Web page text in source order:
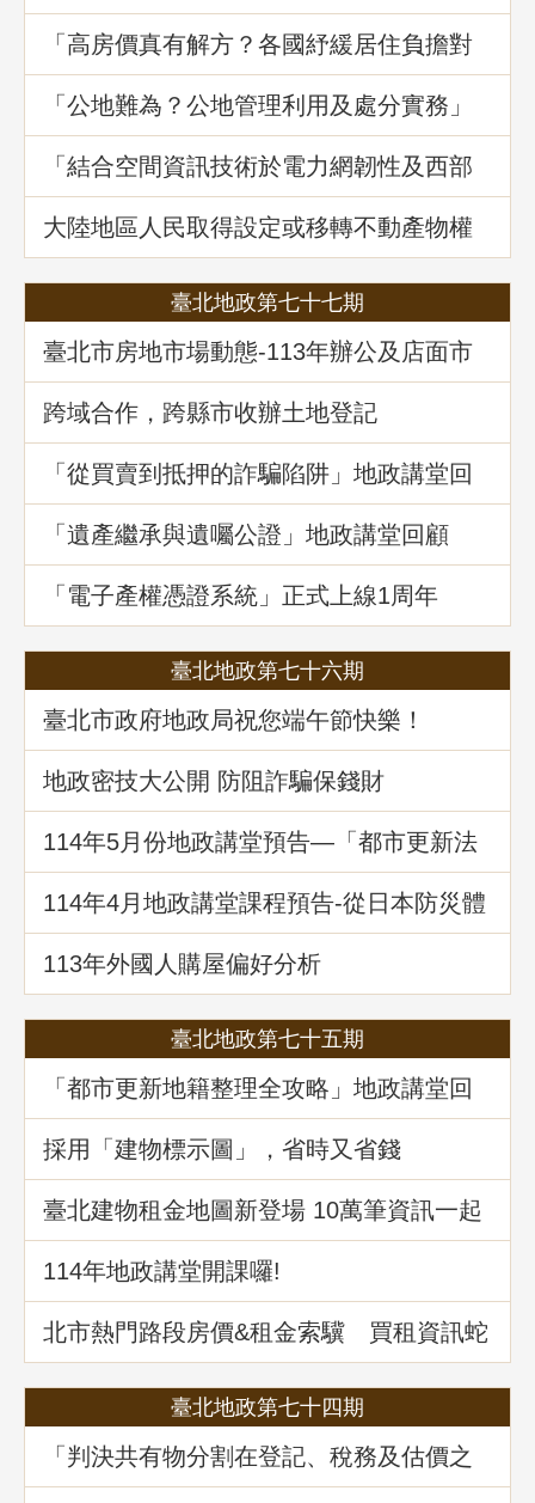
「高房價真有解方？各國紓緩居住負擔對
策與臺灣房市前景展望」地政講堂回顧
「公地難為？公地管理利用及處分實務」
地政講堂回顧
「結合空間資訊技術於電力網韌性及西部
海域離岸風力發電選址風險分析」地政講
堂回顧
大陸地區人民取得設定或移轉不動產物權
之許可及管理
臺北地政第七十七期
臺北市房地市場動態-113年辦公及店面市
場
跨域合作，跨縣市收辦土地登記
「從買賣到抵押的詐騙陷阱」地政講堂回
顧
「遺產繼承與遺囑公證」地政講堂回顧
「電子產權憑證系統」正式上線1周年
臺北地政第七十六期
臺北市政府地政局祝您端午節快樂！
地政密技大公開 防阻詐騙保錢財
114年5⽉份地政講堂預告—「都市更新法
理與實務」
114年4月地政講堂課程預告-從日本防災體
系看台灣的減災與建物更新重建
113年外國人購屋偏好分析
臺北地政第七十五期
「都市更新地籍整理全攻略」地政講堂回
顧
採用「建物標示圖」，省時又省錢
臺北建物租金地圖新登場 10萬筆資訊一起
升級
114年地政講堂開課囉!
北市熱門路段房價&租金索驥 買租資訊蛇
麼都有
臺北地政第七十四期
「判決共有物分割在登記、稅務及估價之
爭議問題」地政講堂回顧